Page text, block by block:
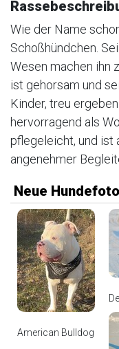
Wie der Name
Schoßhündchen.
Wesen machen ihn
ist gehorsam und
Kinder, treu
hervorragend als
pflegeleicht, und ist
angenehmer
Neue
American Bulldog